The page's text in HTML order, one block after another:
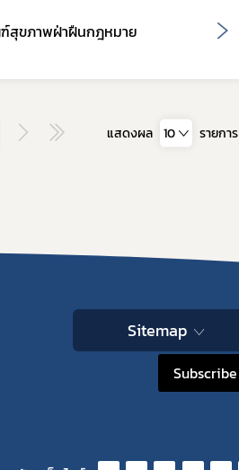
สุขภาพฝ่าฝืนกฎหมาย
แสดงผล 10 รายการ
Sitemap
Subscribe